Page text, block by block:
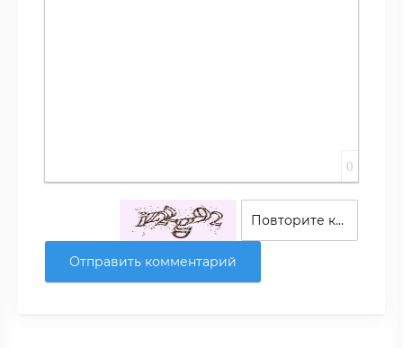
0
Отправить комментарий